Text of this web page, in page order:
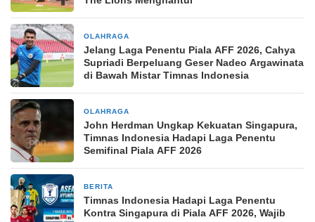
OLAHRAGA
Jelang Laga Penentu Piala AFF 2026, Cahya
Supriadi Berpeluang Geser Nadeo Argawinata
di Bawah Mistar Timnas Indonesia
OLAHRAGA
John Herdman Ungkap Kekuatan Singapura,
Timnas Indonesia Hadapi Laga Penentu
Semifinal Piala AFF 2026
BERITA
Timnas Indonesia Hadapi Laga Penentu
Kontra Singapura di Piala AFF 2026, Wajib